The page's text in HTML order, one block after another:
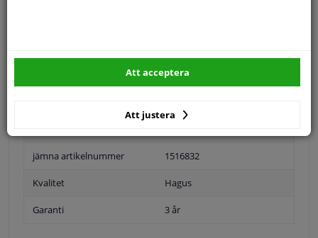
Tillämplighet: vänster
jämna artikelnummer 1516832
Kvalitet Hagus
Garanti 3 år
Att justera
Att acceptera